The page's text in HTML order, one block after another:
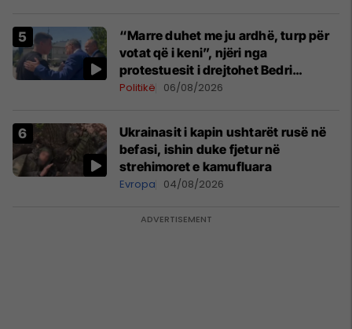
“Marre duhet me ju ardhë, turp për
votat që i keni”, njëri nga
protestuesit i drejtohet Bedri
Hamzës
Politikë 06/08/2026
Ukrainasit i kapin ushtarët rusë në
befasi, ishin duke fjetur në
strehimoret e kamufluara
Evropa 04/08/2026